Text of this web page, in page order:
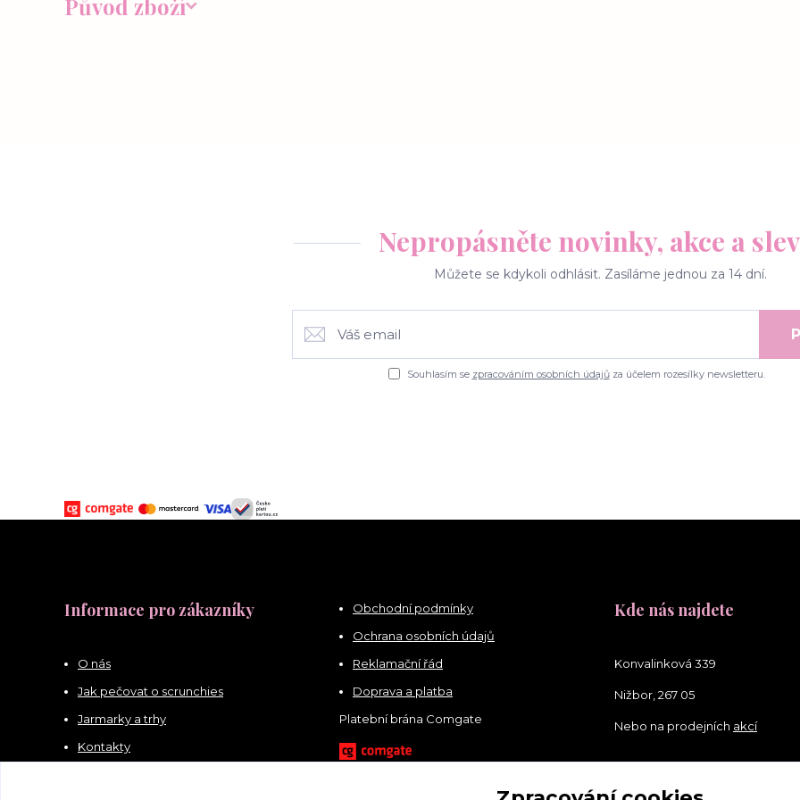
Původ zboží
Nepropásněte novinky, akce a
Můžete se kdykoli odhlásit. Zasíláme jednou za 14 dní.
Souhlasím se zpracováním osobních údajůza účelem rozesílky newsletteru.
Informace pro zákazníky
O nás
Jak pečovat o scrunchies
Jarmarky a trhy
Kontakty
Obchodní podmínky
Ochrana osobních údajů
Reklamační řád
Doprava a platba
Platební brána Comgate
Kde nás najdete
Konvalinková 339
Nižbor, 267 05
Nebo na prodejních akcí